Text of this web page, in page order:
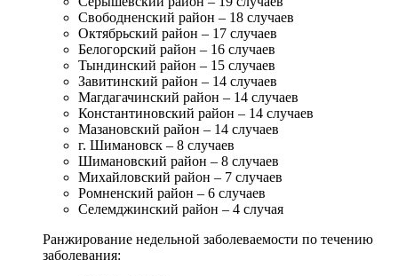
Свободненский район – 18 случаев
Октябрьский район – 17 случаев
Белогорский район – 16 случаев
Тындинский район – 15 случаев
Завитинский район – 14 случаев
Магдагачинский район – 14 случаев
Константиновский район – 14 случаев
Мазановский район – 14 случаев
г. Шимановск – 8 случаев
Шимановский район – 8 случаев
Михайловский район – 7 случаев
Ромненский район – 6 случаев
Селемджинский район – 4 случая
Ранжирование недельной заболеваемости по течению
заболевания: